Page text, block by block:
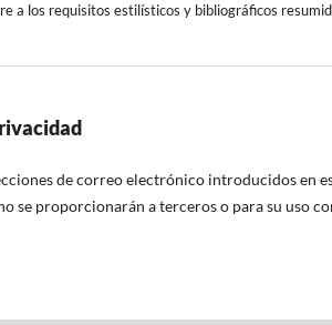
a los requisitos estilísticos y bibliográficos
de correo electrónico introducidos en
se proporcionarán a terceros o para su uso